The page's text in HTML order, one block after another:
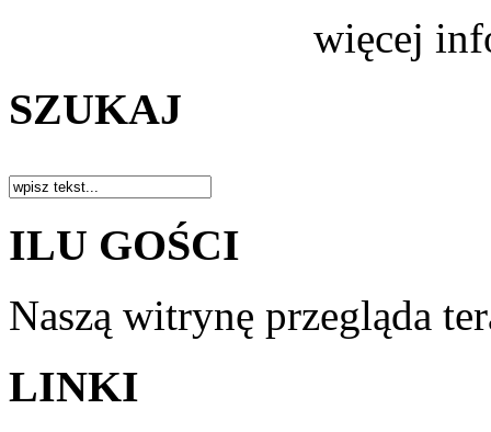
więcej
SZUKAJ
ILU GOŚCI
Naszą witrynę przegląda
LINKI